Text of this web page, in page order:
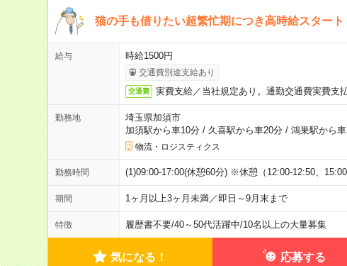
猫の手も借りたい超繁忙期につき高時給スター
給与 時給1500円
交通費別途支給あり
交通費 実費支給／当社規定あり。通勤交通費実費支
勤務地
埼玉県加須市
加須駅から車10分/ 久喜駅から車20分/ 鴻巣駅から
物流・ロジスティクス
勤務時間 (1)09:00-17:00(休憩60分) ※休憩（12:00-12:50、15:00-
期間 1ヶ月以上3ヶ月未満／即日～9月末まで
特徴 履歴書不要/40～50代活躍中/10名以上の大量募集
気になる！ 応募する